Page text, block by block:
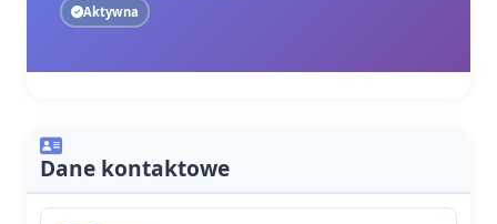
Aktywna
Dane kontaktowe